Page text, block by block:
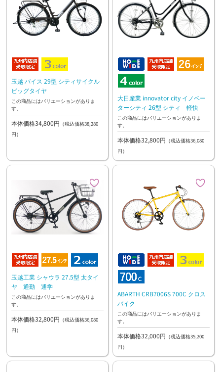
玉越 バイス 29型 シティサイクル
ビッグタイヤ
この商品にはバリエーションがありま
す。
本体価格34,800円 （税込価格38,280
円）
大日産業 innovator city イノベー
ターシティ 26型 シティ 軽快
この商品にはバリエーションがありま
す。
本体価格32,800円 （税込価格36,080
円）
玉越工業 シャウラ 27.5型 太タイ
ヤ 通勤 通学
この商品にはバリエーションがありま
す。
本体価格32,800円 （税込価格36,080
円）
ABARTH CRB7006S 700C クロス
バイク
この商品にはバリエーションがありま
す。
本体価格32,000円 （税込価格35,200
円）